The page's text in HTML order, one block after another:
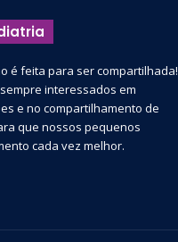
é feita para ser compartilhada!
interessados em
e no compartilhamento de
que nossos pequenos
cada vez melhor.